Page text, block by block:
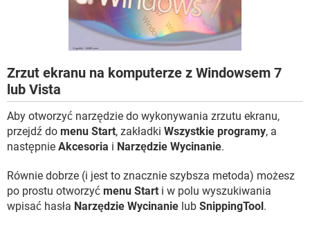
Zrzut ekranu na komputerze z Windowsem 7
lub Vista
Aby otworzyć narzędzie do wykonywania zrzutu ekranu,
przejdź do menu Start, zakładki Wszystkie programy, a
następnie Akcesoria i Narzędzie Wycinanie.
Równie dobrze (i jest to znacznie szybsza metoda) możesz
po prostu otworzyć menu Start i w polu wyszukiwania
wpisać hasła Narzędzie Wycinanie lub SnippingTool .